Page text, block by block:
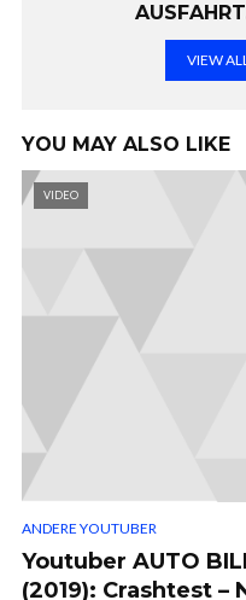
VIEW
YOU MAY ALSO LIKE
VIDEO
ANDERE YOUTUBER
Youtuber AUTO
(2019): Crashtest –